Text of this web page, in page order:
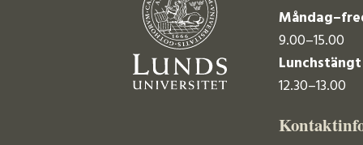
9.00–15.00
Lunchstängt
12.30–13.00